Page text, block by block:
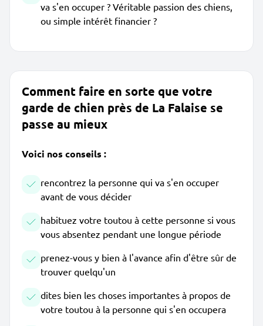
va s'en occuper ? Véritable passion des chiens,
ou simple intérêt financier ?
Comment faire en sorte que votre
garde de chien près de La Falaise se
passe au mieux
Voici nos conseils :
rencontrez la personne qui va s'en occuper
avant de vous décider
habituez votre toutou à cette personne si vous
vous absentez pendant une longue période
prenez-vous y bien à l'avance afin d'être sûr de
trouver quelqu'un
dites bien les choses importantes à propos de
votre toutou à la personne qui s'en occupera